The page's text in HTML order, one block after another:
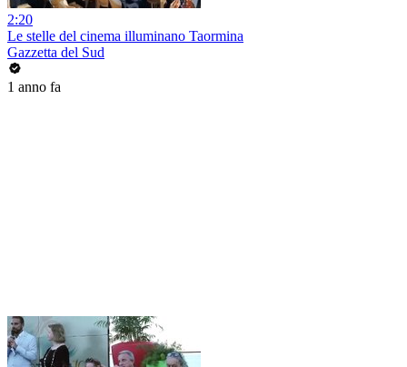
2:20
Le stelle del cinema illuminano Taormina
Gazzetta del Sud
1 anno fa